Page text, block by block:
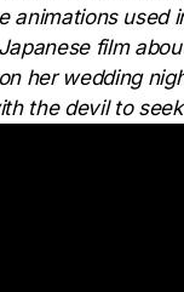
animations used
film
her wedding
the devil to